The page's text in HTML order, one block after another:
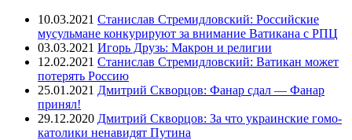
10.03.2021 Станислав Стремидловский: Российские
мусульмане конкурируют за внимание Ватикана с РПЦ
03.03.2021 Игорь Друзь: Макрон и религии
12.02.2021 Станислав Стремидловский: Ватикан может
потерять Россию
25.01.2021 Дмитрий Скворцов: Фанар сдал — Фанар
принял!
29.12.2020 Дмитрий Скворцов: За что украинские гомо-
католики ненавидят Путина